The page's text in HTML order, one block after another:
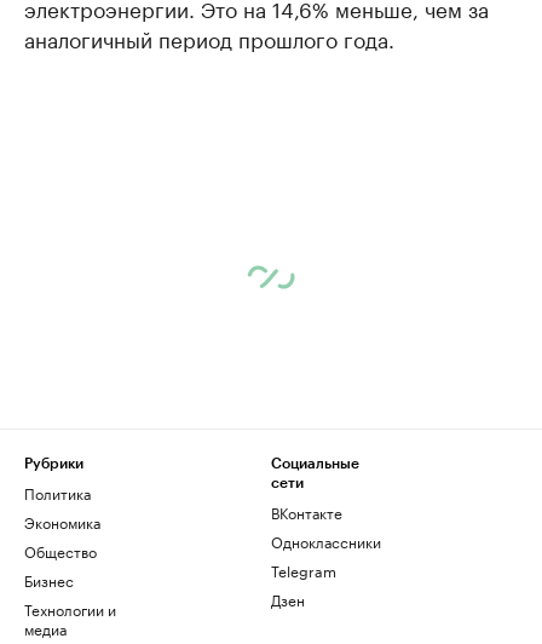
электроэнергии. Это на 14,6% меньше, чем за
аналогичный период прошлого года.
Рубрики
Политика
Экономика
Общество
Бизнес
Технологии и
медиа
Социальные
сети
ВКонтакте
Одноклассники
Telegram
Дзен